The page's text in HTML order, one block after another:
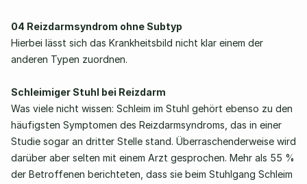
04 Reizdarmsyndrom ohne Subtyp
Hierbei lässt sich das Krankheitsbild nicht klar einem der
anderen Typen zuordnen.
Schleimiger Stuhl bei Reizdarm
Was viele nicht wissen: Schleim im Stuhl gehört ebenso zu den
häufigsten Symptomen des Reizdarmsyndroms, das in einer
Studie sogar an dritter Stelle stand. Überraschenderweise wird
darüber aber selten mit einem Arzt gesprochen. Mehr als 55 %
der Betroffenen berichteten, dass sie beim Stuhlgang Schleim